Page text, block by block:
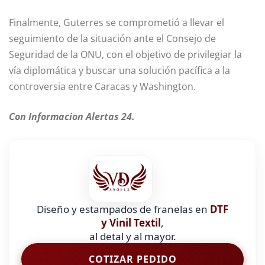
Finalmente, Guterres se comprometió a llevar el
seguimiento de la situación ante el Consejo de
Seguridad de la ONU, con el objetivo de privilegiar la
vía diplomática y buscar una solución pacífica a la
controversia entre Caracas y Washington.
Con Informacion Alertas 24.
Diseño y estampados de franelas en DTF
y Vinil Textil,
al detal y al mayor.
COTIZAR PEDIDO